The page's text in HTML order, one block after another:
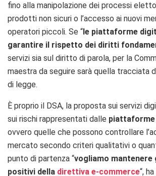
fino alla manipolazione dei processi
prodotti non sicuri o l’accesso ai nuovi
operatori piccoli. Se “ le piattaforme
garantire il rispetto dei diritti
servizi sia sul diritto di parola, per la
maestra da seguire sarà quella tracciata
di legge.
È proprio il DSA, la proposta sui servizi
sui rischi rappresentati dalle
ovvero quelle che possono controllare
mercato secondo criteri qualitativi o
punto di partenza “vogliamo mantenere
positivi della direttiva e-commerce“,